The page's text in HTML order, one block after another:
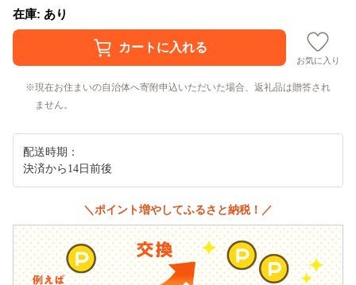
在庫: あり
お気に入り
現在お住まいの自治体へ寄附申込いただいた場合、返礼品は贈答され
ません。
配送時期：
決済から14日前後
＼ポイント増やしてふるさと納税！／